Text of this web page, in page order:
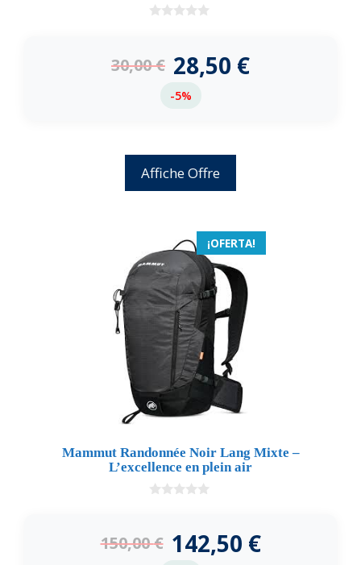
5
30,00€ 28,50 €
-5%
Affiche Offre
¡OFERTA!
Mammut Randonnée Noir Lang Mixte –
L’excellence en plein air
5
150,00€ 142,50 €